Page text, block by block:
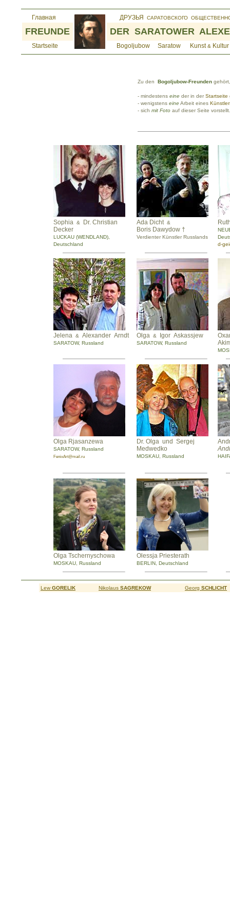
Zu den Bogoljubow-Freunden gehört,
- mindestens eine der in derStartseite
- wenigstens eineArbeit eines
- sich mit Foto auf dieser Seite
Sophia &
Dr. Christian
Decker
LUCKAU (WENDLAND),
Deutschland
Ada Dicht &
Boris Dawydow †
Verdienter Künstler Russlands
d-
Jelena & Alexander Arndt
SARATOW, Russland
Olga & Igor Askassjew
SARATOW, Russland
Olga Rjasanzewa
SARATOW, Russland
FenixArt@mail.ru
Dr. Olga und Sergej
Medwedko
MOSKAU, Russland
Olga Tschernyschowa
MOSKAU, Russland
Olessja Priesterath
BERLIN, Deutschland